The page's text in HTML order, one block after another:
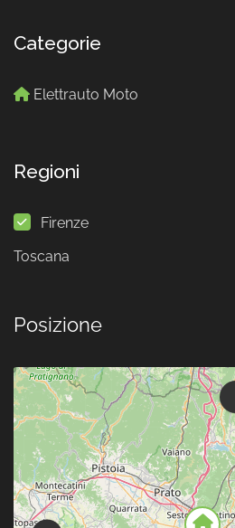
Categorie
Elettrauto Moto
Regioni
Firenze
Toscana
Posizione